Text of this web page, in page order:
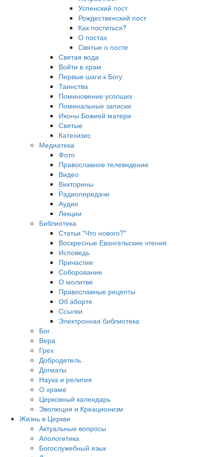
Успенский пост
Рождественский пост
Как поститься?
О постах
Святые о посте
Святая вода
Войти в храм
Первые шаги к Богу
Таинства
Поминовение усопших
Поминальные записки
Иконы Божией матери
Святые
Катехизис
Медиатека
Фото
Православное телевидение
Видео
Викторины
Радиопередачи
Аудио
Лекции
Библиотека
Статьи "Что нового?"
Воскресные Евангельские чтения
Исповедь
Причастие
Соборование
О молитве
Православные рецепты
Об аборте
Ссылки
Электронная библиотека
Бог
Вера
Грех
Добродетель
Догматы
Наука и религия
О храме
Церковный календарь
Эволюция и Креационизм
Жизнь в Церкви
Актуальные вопросы
Апологетика
Богослужебный язык